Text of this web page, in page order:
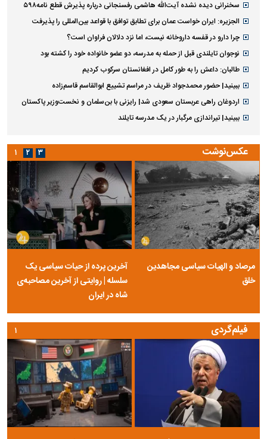
سخنرانی دیده نشده آیت‌الله هاشمی رفسنجانی درباره پذیرش قطع نامه۵۹۸
الجزیره: ایران خواست عمان برای تطابق توافق با قواعد بین‌المللی را پذیرفت
چرا دارو در قفسه داروخانه نیست، اما نزد دلالان فراوان است؟
نوجوان تایلندی قبل از حمله به مدرسه، دو عضو خانواده خود را کشته بود
طالبان: داعش را به طور کامل در افغانستان سرکوب کردیم
ببینید| حضور محمدجواد ظریف در مراسم تشییع ابوالقاسم قاسم‌زاده
اردوغان راهی عربستان سعودی شد| رایزنی با بن‌سلمان و نخست‌وزیر پاکستان
ببینید| تیراندازی مرگبار در یک مدرسه تایلند
عکس‌نوشت
مرصاد و الهیات سیاسی مجاهدین
خلق
آخرین پرده از حیات سیاسی یک
سلسله | روایتی از آخرین مصاحبه‌ی
شاه در ایران
۱ ۲ ۳
فیلم‌گردی ۱